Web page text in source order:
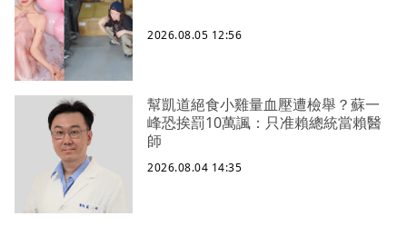
2026.08.05 12:56
幫凱道絕食小雞量血壓遭檢舉？蘇一
峰恐挨罰10萬諷：只准賴總統當賴醫
師
2026.08.04 14:35